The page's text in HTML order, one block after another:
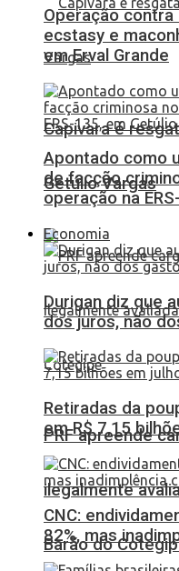
Capivara é
Getúlio Vargas
PRF apreende
ilegalmente
Barão do
Operação
ecstasy e
em Erval Grande
Apontado como
de facção
operação na
Economia
Durigan diz que
dos juros, não
Retiradas da
em R$ 7,15
CNC:
82%, mas